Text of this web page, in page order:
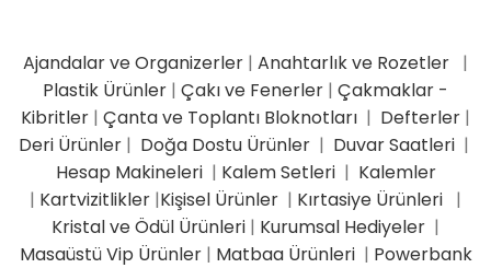
Ajandalar ve Organizerler | Anahtarlık ve Rozetler |
Plastik Ürünler | Çakı ve Fenerler | Çakmaklar -
Kibritler | Çanta ve Toplantı Bloknotları | Defterler |
Deri Ürünler| Doğa Dostu Ürünler | Duvar Saatleri |
Hesap Makineleri| Kalem Setleri| Kalemler
| Kartvizitlikler |Kişisel Ürünler | Kırtasiye Ürünleri |
Kristal ve Ödül Ürünleri | Kurumsal Hediyeler |
Masaüstü Vip Ürünler| Matbaa Ürünleri| Powerbank